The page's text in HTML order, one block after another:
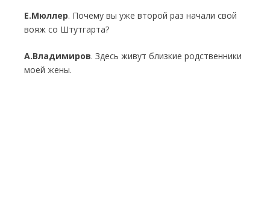
Е.Мюллер. Почему вы уже второй раз начали свой
вояж со Штутгарта?
А.Владимиров. Здесь живут близкие родственники
моей жены.